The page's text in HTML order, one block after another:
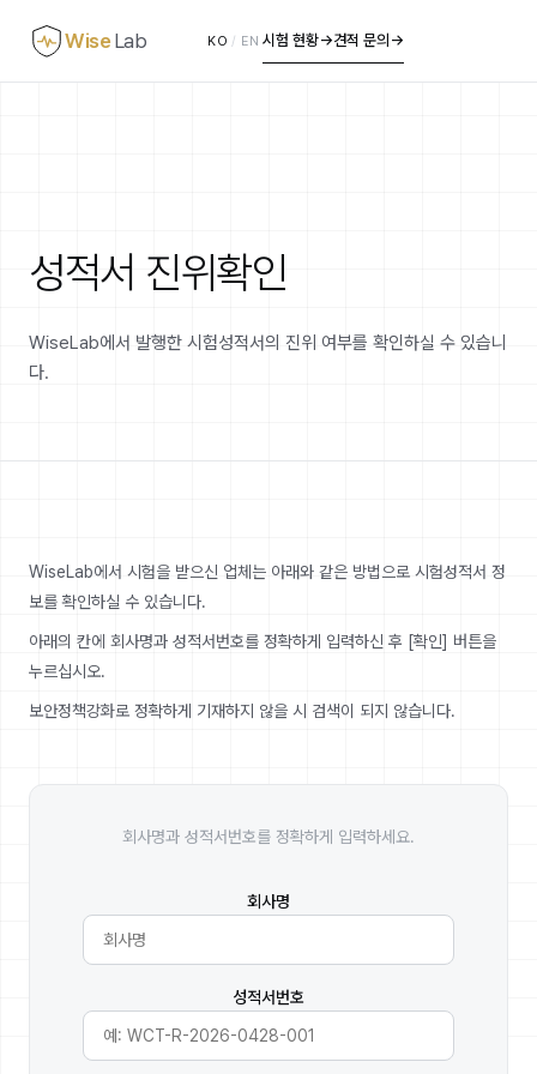
WiseLab KO / EN 시험 현황→견적 문의 →
성적서 진위확인
WiseLab에서 발행한 시험성적서의 진위 여부를 확인하실 수 있습니
다.
WiseLab에서 시험을 받으신 업체는 아래와 같은 방법으로 시험성적서 정
보를 확인하실 수 있습니다.
아래의 칸에 회사명과 성적서번호를 정확하게 입력하신 후 [확인] 버튼을
누르십시오.
보안정책강화로 정확하게 기재하지 않을 시 검색이 되지 않습니다.
회사명과 성적서번호를 정확하게 입력하세요.
회사명
성적서번호